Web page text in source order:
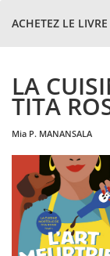
ACHETEZ LE LIVRE
LA
TITA
mia P. MANANSALA